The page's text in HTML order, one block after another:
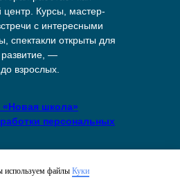
центр. Курсы, мастер-
с интересными
спектакли открыты для
развитие, —
взрослых.
школа»
персональных
файлы Куки